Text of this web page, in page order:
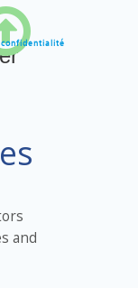
and